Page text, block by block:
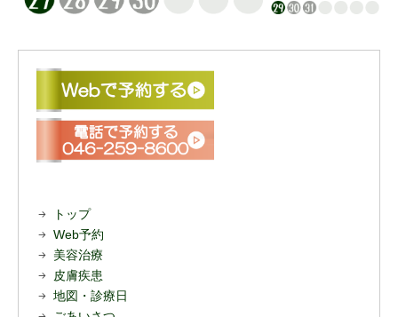
トップ
Web予約
美容治療
皮膚疾患
地図・診療日